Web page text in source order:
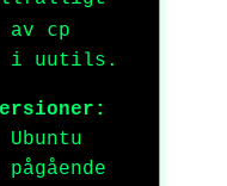
av cp
i uutils.